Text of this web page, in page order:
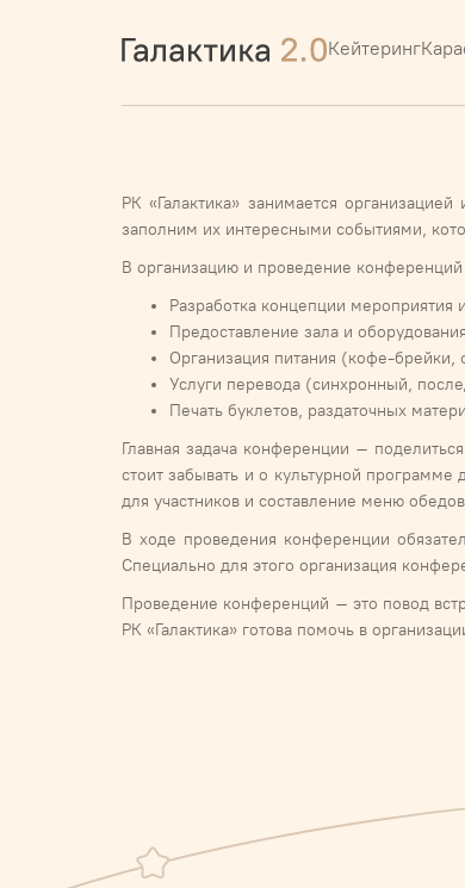
Кейтеринг
РК «Галактика» занимается
заполним их интересными событиями,
В организацию и проведение конференций
Разработка концепции мероприятия
Предоставление зала и
Организация питания (кофе-
Услуги перевода (синхронный,
Печать буклетов, раздаточных
Главная задача конференции –
стоит забывать и о культурной
для участников и составление меню
В ходе проведения конференции
Специально для этого организация
Проведение конференций – это повод
РК «Галактика» готова помочь в